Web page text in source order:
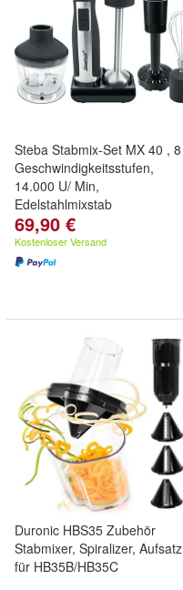
Steba Stabmix-Set MX 40 , 8
Geschwindigkeitsstufen,
14.000 U/ Min,
Edelstahlmixstab
69,90 €
Kostenloser Versand
Duronic HBS35 Zubehör
Stabmixer, Spiralizer, Aufsatz
für HB35B/HB35C